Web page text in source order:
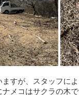
すが、スタッフに
メコはサクラの木で